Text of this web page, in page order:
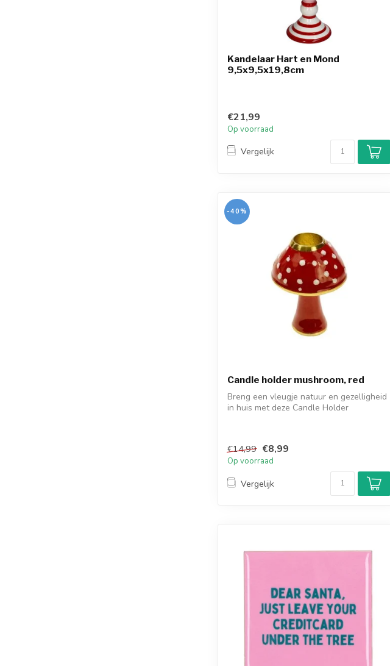
Kandelaar Hart en Mond
9,5x9,5x19,8cm
€21,99
Op voorraad
Vergelijk
-40%
Candle holder mushroom, red
Breng een vleugje natuur en gezelligheid
in huis met deze Candle Holder
€14,99 €8,99
Op voorraad
Vergelijk